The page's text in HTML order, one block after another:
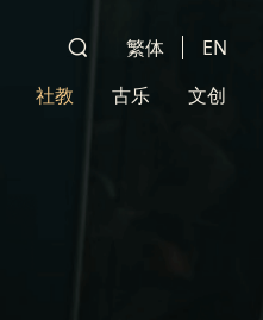
繁体 EN
社教
古乐 文创